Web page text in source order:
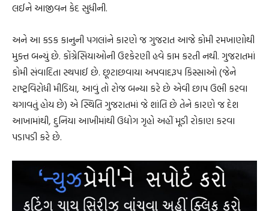
લઈને આજીવન કેદ સુધીની.
અને આ કડક કાનુની પગલાંને કારણે જ ગુજરાત આજે કોમી રમખાણોથી
મુક્ત બન્યું છે. કોંગ્રેસિયાઓની ઉશ્કેરણી હવે કામ કરતી નથી. ગુજરાતમાં
કોમી સંવાદિતા સ્થપાઈ છે. છૂટાછવાયા અપવાદરૂપ કિસ્સાઓ (જેને
રાષ્ટ્રવિરોધી મીડિયા, આવું તો રોજ બન્યા કરે છે એવી છાપ ઉભી કરવા
ચગાવતું હોય છે) એ સ્થિતિ ગુજરાતમાં જે શાંતિ છે તેને કારણે જ દેશ
આખામાંથી, દુનિયા આખીમાંથી ઉદ્યોગ ગૃહો અહીં મૂડી રોકાણ કરવા
પડાપડી કરે છે.